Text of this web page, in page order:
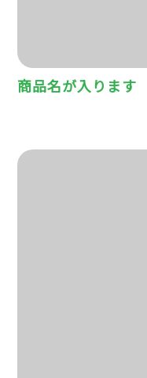
商品名が入ります